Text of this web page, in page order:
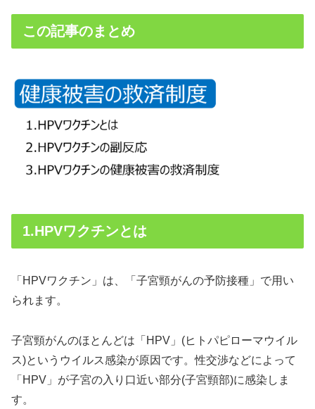
この記事のまとめ
1.HPVワクチンとは
「HPVワクチン」は、「子宮頸がんの予防接種」で用い
られます。
子宮頸がんのほとんどは「HPV」(ヒトパピローマウイル
ス)というウイルス感染が原因です。性交渉などによって
「HPV」が子宮の入り口近い部分(子宮頸部)に感染しま
す。